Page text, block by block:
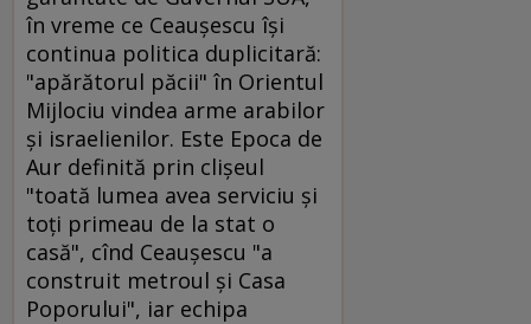
în vreme ce Ceauşescu îşi
continua politica duplicitară:
"apărătorul păcii" în Orientul
Mijlociu vindea arme arabilor
şi israelienilor. Este Epoca de
Aur definită prin clişeul
"toată lumea avea serviciu şi
toţi primeau de la stat o
casă", cînd Ceauşescu "a
construit metroul şi Casa
Poporului", iar echipa